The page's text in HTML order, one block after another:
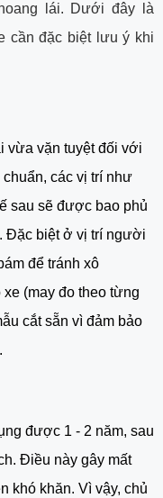
lái. Dưới đây là
cần đặc biệt lưu ý khi
vừa vặn tuyệt đối với
chuẩn, các vị trí như
sau sẽ được bao phủ
Đặc biệt ở vị trí người
để tránh xô
(may đo theo từng
cắt sẵn vì đảm bảo
được 1 - 2 năm, sau
Điều này gây mất
khó khăn. Vì vậy, chủ